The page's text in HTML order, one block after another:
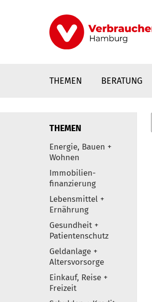
THEMEN BERATUNG
Elemente
THEMEN
Energie, Bauen +
Wohnen
Immobilien-
finanzierung
Lebensmittel +
Ernährung
Gesundheit +
Patientenschutz
Geldanlage +
Altersvorsorge
Einkauf, Reise +
Freizeit